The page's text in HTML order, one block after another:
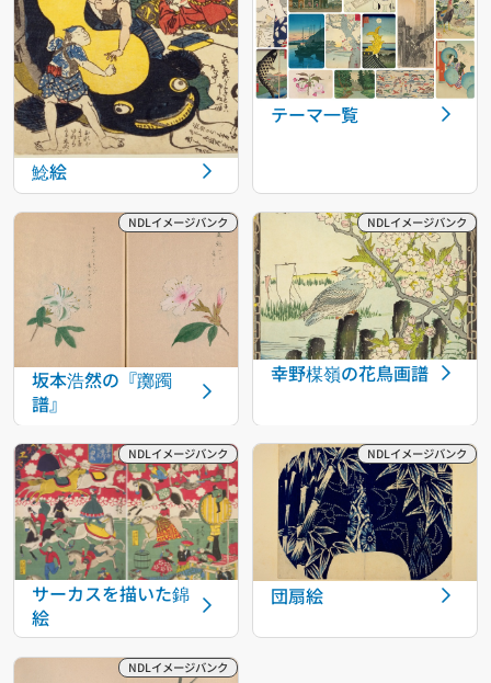
鯰絵
テーマ一覧
坂本浩然の『躑躅
譜』
幸野楳嶺の花鳥画譜
サーカスを描いた錦
絵
団扇絵